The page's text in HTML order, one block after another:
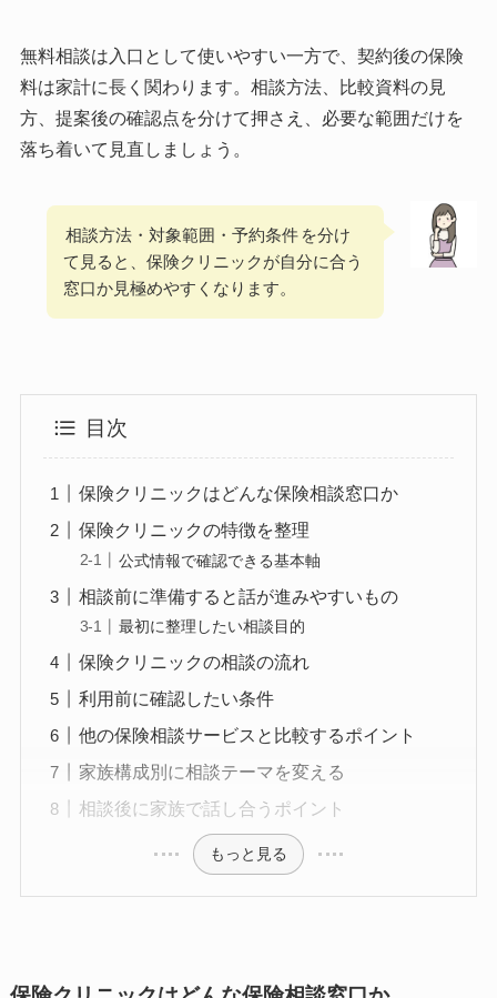
無料相談は入口として使いやすい一方で、契約後の保険
料は家計に長く関わります。相談方法、比較資料の見
方、提案後の確認点を分けて押さえ、必要な範囲だけを
落ち着いて見直しましょう。
相談方法・対象範囲・予約条件 を分け
て見ると、保険クリニックが自分に合う
窓口か見極めやすくなります。
目次
保険クリニックはどんな保険相談窓口か
保険クリニックの特徴を整理
公式情報で確認できる基本軸
相談前に準備すると話が進みやすいもの
最初に整理したい相談目的
保険クリニックの相談の流れ
利用前に確認したい条件
他の保険相談サービスと比較するポイント
家族構成別に相談テーマを変える
相談後に家族で話し合うポイント
もっと見る